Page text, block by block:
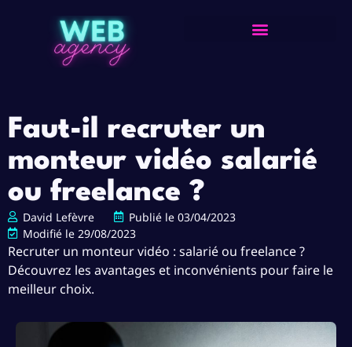
Faut-il recruter un
monteur vidéo salarié
ou freelance ?
David Lefèvre Publié le 03/04/2023
Modifié le 29/08/2023
Recruter un monteur vidéo : salarié ou freelance ?
Découvrez les avantages et inconvénients pour faire le
meilleur choix.